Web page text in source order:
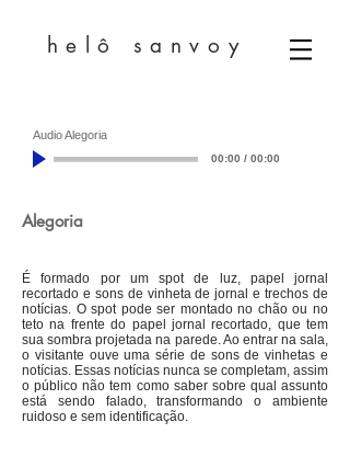
helô sanvoy
Audio Alegoria
00:00 / 00:00
Alegoria
É formado por um spot de luz, papel jornal
recortado e sons de vinheta de jornal e trechos de
notícias. O spot pode ser montado no chão ou no
teto na frente do papel jornal recortado, que tem
sua sombra projetada na parede. Ao entrar na sala,
o visitante ouve uma série de sons de vinhetas e
notícias. Essas notícias nunca se completam, assim
o público não tem como saber sobre qual assunto
está sendo falado, transformando o ambiente
ruidoso e sem identificação.